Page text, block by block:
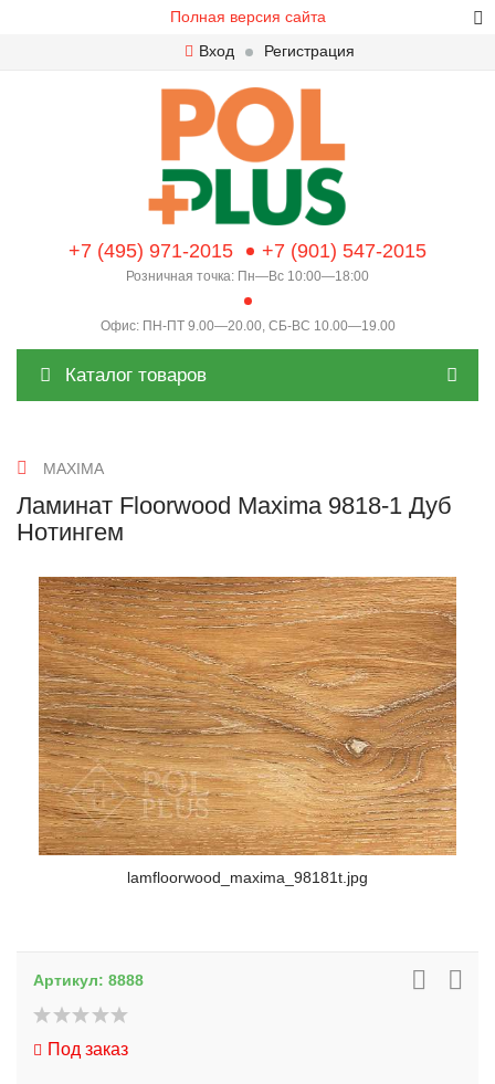
Полная версия сайта
Вход
Регистрация
+7 (495) 971-2015 +7 (901) 547-2015
Розничная точка: Пн—Вс 10:00—18:00
Офис: ПН-ПТ 9.00—20.00, СБ-ВС 10.00—19.00
Каталог товаров
MAXIMA
Ламинат Floorwood Maxima 9818-1 Дуб
Нотингем
lamfloorwood_maxima_98181t.jpg
Артикул: 8888
Под заказ